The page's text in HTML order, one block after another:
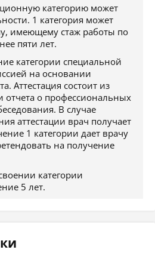
категорию может
1 категория может
имеющему стаж работы по
пяти лет.
категории специальной
на основании
Аттестация состоит из
отчета о профессиональных
В случае
аттестации врач получает
1 категории дает врачу
на получение
категории
5 лет.